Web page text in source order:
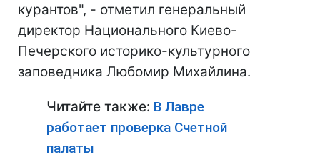
курантов", - отметил генеральный
директор Национального Киево-
Печерского историко-культурного
заповедника Любомир Михайлина.
Читайте также: В Лавре
работает проверка Счетной
палаты